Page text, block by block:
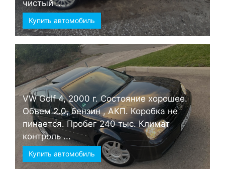
чистый ...
Купить автомобиль
VW Golf 4, 2000 г. Состояние хорошее.
Объем 2.0, бензин , АКП. Коробка не
пинается. Пробег 240 тыс. Климат
контроль ...
Купить автомобиль